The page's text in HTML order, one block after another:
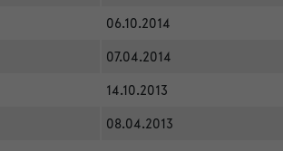
06.10.2014
07.04.2014
14.10.2013
08.04.2013